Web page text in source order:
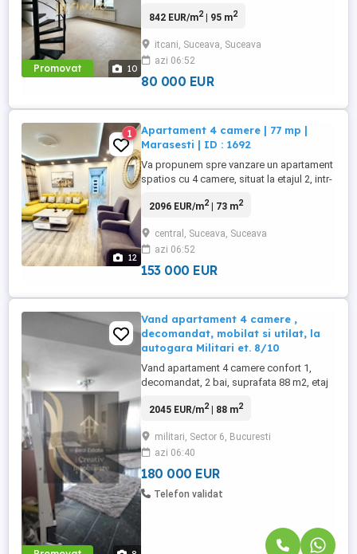
Promovat 10
niveluri, situat in cartierul Itcani ndash;
accesibila. Proprietatea are o suprafata
utila de 95 mp si o suprafata totala de 98
mp, oferind un spatiu confortabil ...
842 EUR/m2| 95 m2
itcani, Suceava, Suceava
azi 06:52
80 000 EUR
12
1
Apartament 4 camere | 77 mp |
Marasesti | ID : 1692
Va propunem spre vanzare un apartament
spatios cu 4 camere, situat la etajul 2, intr-
zona Marasesti ndash; o locatie
interes: magazine, scoli, gradinite,
mijloace de transport si alte facilitati
urbane. Locuinta dispune ...
2096 EUR/m2| 73 m2
central, Suceava, Suceava
azi 06:52
153 000 EUR
Vand apartament 4 camere ,
decomandat, mobilat si utilat, la
autogara Militari et. 8/10
Vand apartament 4 camere confort 1,
decomandat, 2 bai, suprafata 88 m2, etaj
blocului este Mega Image , la 150 metri
are vedere si la bulevardul Iuliu Maniu si in
spatele blocului. Blocul este construit
dupa cutremur, ...
2045 EUR/m2| 88 m2
militari, Sector 6, Bucuresti
azi 06:40
180 000 EUR
Telefon validat